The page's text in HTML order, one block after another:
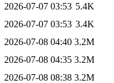
2026-07-07 03:53 5.4K
2026-07-07 03:53 3.4K
2026-07-08 04:40 3.2M
2026-07-08 04:35 3.2M
2026-07-08 08:38 3.2M